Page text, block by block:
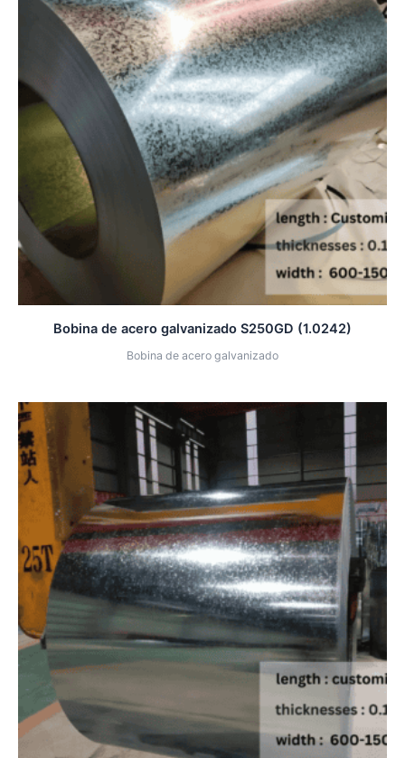
Bobina de acero galvanizado S250GD (1.0242)
Bobina de acero galvanizado